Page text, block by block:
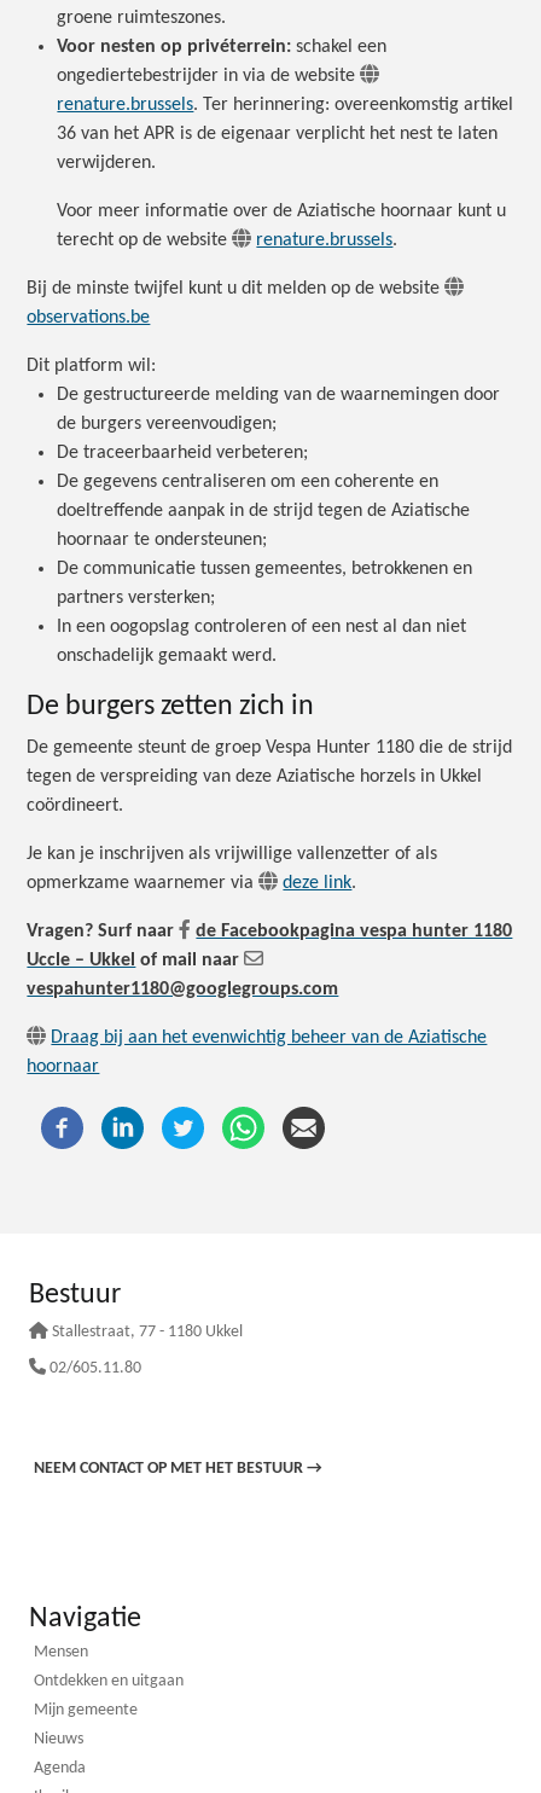
groene ruimteszones.
Voor nesten op privéterrein:schakel een
ongediertebestrijder in via de website
renature.brussels. Ter herinnering: overeenkomstig artikel
36 van het APR is de eigenaar verplicht het nest te laten
verwijderen.
Voor meer informatie over de Aziatische hoornaar kunt u
terecht op de website
renature.brussels.
Bij de minste twijfel kunt u dit melden op de website
observations.be
Dit platform wil:
De gestructureerde melding van de waarnemingen door
de burgers vereenvoudigen;
De traceerbaarheid verbeteren;
De gegevens centraliseren om een coherente en
doeltreffende aanpak in de strijd tegen de Aziatische
hoornaar te ondersteunen;
De communicatie tussen gemeentes, betrokkenen en
partners versterken;
In een oogopslag controleren of een nest al dan niet
onschadelijk gemaakt werd.
De burgers zetten zich in
De gemeente steunt de groep Vespa Hunter 1180 die de strijd
tegen de verspreiding van deze Aziatische horzels in Ukkel
coördineert.
Je kan je inschrijven als vrijwillige vallenzetter of als
opmerkzame waarnemer via
deze link.
Vragen? Surf naar
de Facebookpagina vespa hunter 1180
Uccle – Ukkel of mail naar
vespahunter1180@googlegroups.com
Draag bij aan het evenwichtig beheer van de Aziatische
hoornaar
Bestuur
Stallestraat, 77 - 1180 Ukkel
02/605.11.80
NEEM CONTACT OP MET HET BESTUUR →
Navigatie
Mensen
Ontdekken en uitgaan
Mijn gemeente
Nieuws
Agenda